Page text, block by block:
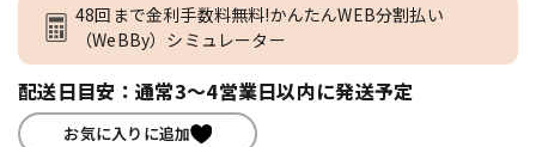
48回まで金利手数料無料!かんたんWEB分割払い
（WeBBy）シミュレーター
配送日目安：通常3～4営業日以内に発送予定
お気に入りに追加